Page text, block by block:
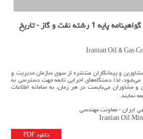
لیست پيمانكاران داراي گواهينامه پايه 1 رشته نفت و گاز - تاریخ
و پیمانکاران منتشره از سوي سازمان مدیریت و
مي‌شود، لذا دستگاه‌هاي اجرايي تابعه جهت دسترسي به
و مشاوران مي‌بايست در هر زمان، به سامانه اطلاعات
نمايند.
ایران - معاونت مهندسی
Iranian Oil
دانلود PDF